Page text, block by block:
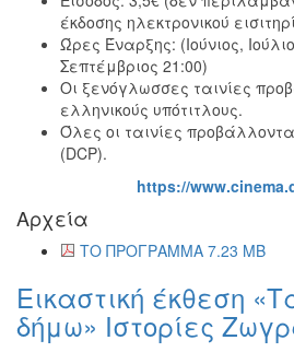
ΠΟΛΗ
έκδοσης ηλεκτρονικού
Ώρες Έναρξης: (Ιούνιος,
Σεπτέμβριος 21:00)
Οι ξενόγλωσσες ταινίες
ελληνικούς υπότιτλους.
Όλες οι ταινίες
(DCP).
https://
Αρχεία
ΤΟ ΠΡΟΓΡΑΜΜΑ 7.23 MB
Εικαστική έκθεση
δήμω» Ιστορίες